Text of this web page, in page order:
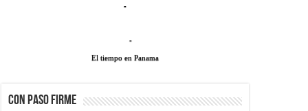
-
-
El tiempo en Panama
CON PASO FIRME